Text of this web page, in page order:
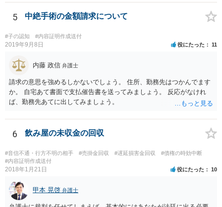
可能性があります。 諦めずに追及を続けることで回収に至ることはま
まあるため、少額訴訟につき前向きに検討して良いかと思います。
5 中絶手術の金額請求について
#子の認知 #内容証明作成送付
2019年9月8日 役にたった 11
内藤 政信 弁護士
請求の意思を強めるしかないでしょう。 住所、勤務先はつかんでます
か。 自宅あて書面で支払催告書を送ってみましょう。 反応がなけれ
ば、勤務先あてに出してみましょう。
6 飲み屋の未収金の回収
#音信不通・行方不明の相手 #売掛金回収 #遅延損害金回収
#債権の時効中断
#内容証明作成送付
2018年1月21日 役にたった 10
甲本 晃啓 弁護士